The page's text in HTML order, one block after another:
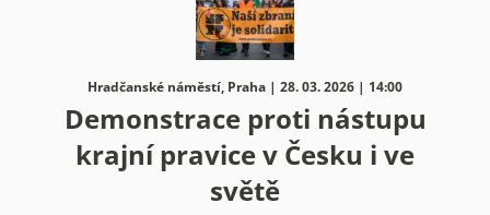
Hradčanské náměstí, Praha | 28. 03. 2026 | 14:00
Demonstrace proti nástupu
krajní pravice v Česku i ve
světě